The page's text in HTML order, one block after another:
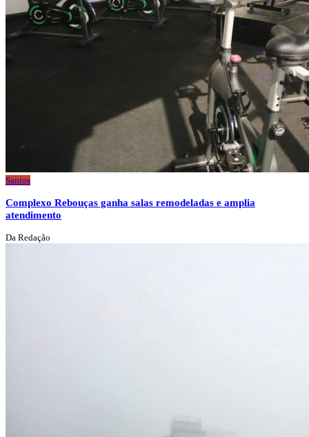
Santos
Complexo Rebouças ganha salas remodeladas e amplia
atendimento
Da Redação